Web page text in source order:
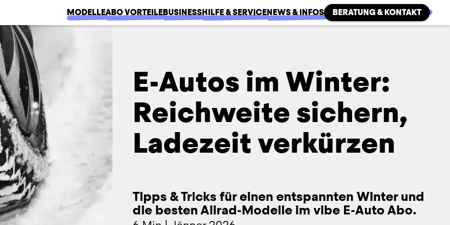
MODELLEABO VORTEILEBUSINESSHILFE & SERVICENEWS & INFOS BERATUNG & KONTAKT
E-Autos im Winter:
Reichweite sichern,
Ladezeit verkürzen
Tipps & Tricks für einen entspannten Winter und
die besten Allrad-Modelle im vibe E-Auto Abo.